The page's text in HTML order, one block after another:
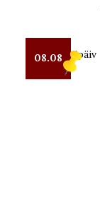
08.08
Seto Kostipäiv